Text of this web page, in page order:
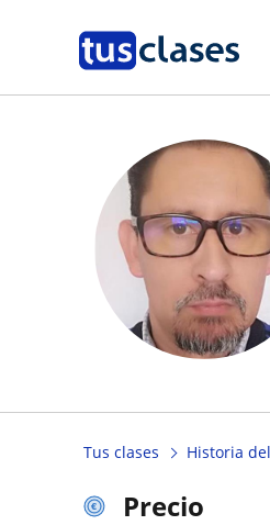
Tus clases Historia
Precio